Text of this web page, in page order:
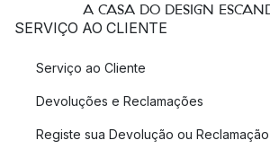
A CASA DO DESIGN
SERVIÇO AO CLIENTE
Serviço ao Cliente
Devoluções e Reclamações
Registe sua Devolução ou Reclamação